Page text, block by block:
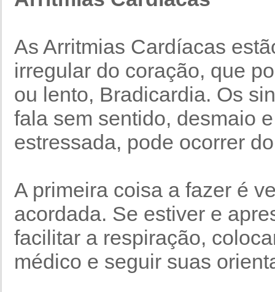
As Arritmias Cardíacas
irregular do coração, que
ou lento, Bradicardia. Os
fala sem sentido, desmaio
estressada, pode ocorrer
A primeira coisa a fazer é
acordada. Se estiver e
facilitar a respiração,
médico e seguir suas